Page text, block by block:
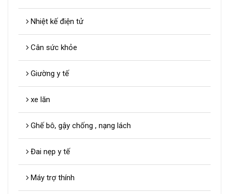
Nhiệt kế điện tử
Cân sức khỏe
Giường y tế
xe lăn
Ghế bô, gậy chống , nạng lách
Đai nẹp y tế
Máy trợ thính